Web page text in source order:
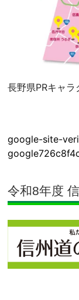
長野県PRキャ
google-site-
令和8年度